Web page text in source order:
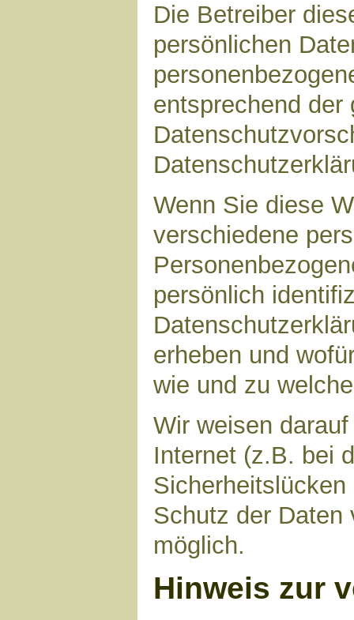
Die Betreiber
persönlichen
entsprechend der
Wenn Sie diese
verschiedene
persönlich
erheben und
wie und zu
Wir weisen
Internet (z.B. bei
Schutz der Daten
möglich.
Hinweis zur